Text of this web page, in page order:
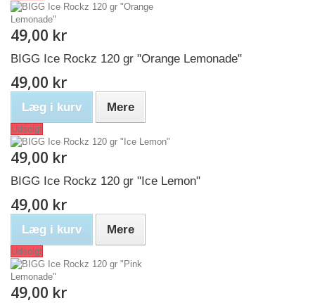
49,00 kr
BIGG Ice Rockz 120 gr "Orange Lemonade"
49,00 kr
Læg i kurv Mere
Udsolgt
49,00 kr
BIGG Ice Rockz 120 gr "Ice Lemon"
49,00 kr
Læg i kurv Mere
Udsolgt
49,00 kr